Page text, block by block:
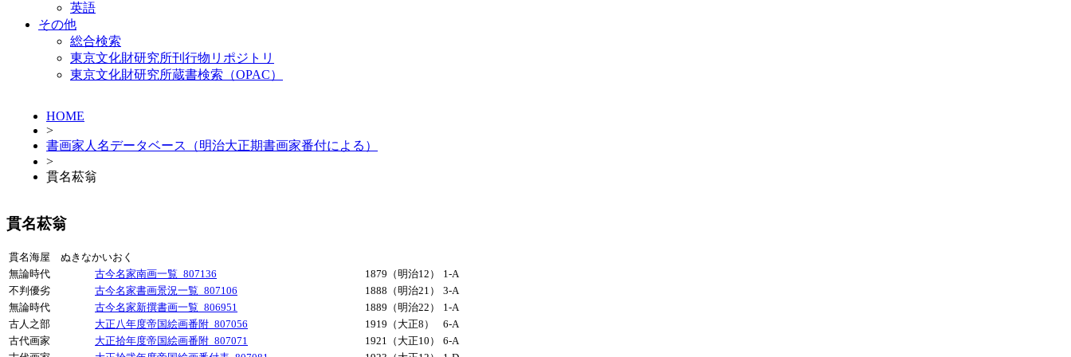
英語
その他
総合検索
東京文化財研究所刊行物リポジトリ
東京文化財研究所蔵書検索（OPAC）
HOME
>
書画家人名データベース（明治大正期書画家番付による）
>
貫名菘翁
貫名菘翁
貫名海屋 ぬきなかいおく
無論時代
古今名家南画一覧_807136 1879（明治12）
1-A
不判優劣
古今名家書画景況一覧_807106 1888（明治21）
3-A
無論時代
古今名家新撰書画一覧_806951 1889（明治22）
1-A
古人之部
大正八年度帝国絵画番附_807056 1919（大正8）
6-A
古代画家
大正拾年度帝国絵画番附_807071 1921（大正10）
6-A